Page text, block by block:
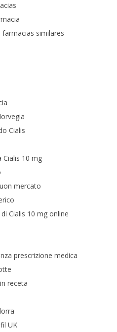
farmacias similares
Cialis
Cialis 10 mg
mercato
Cialis 10 mg online
prescrizione medica
receta
UK